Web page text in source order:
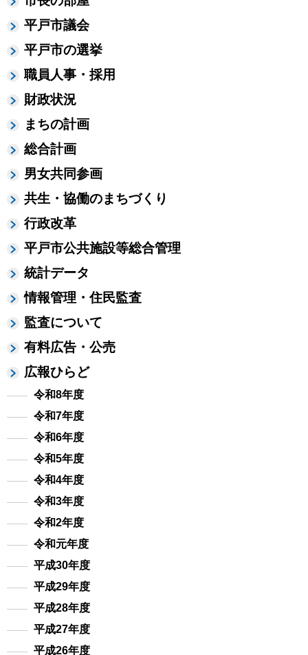
平戸市議会
平戸市の選挙
職員人事・採用
財政状況
まちの計画
総合計画
男女共同参画
共生・協働のまちづくり
行政改革
平戸市公共施設等総合管理
統計データ
情報管理・住民監査
監査について
有料広告・公売
広報ひらど
令和8年度
令和7年度
令和6年度
令和5年度
令和4年度
令和3年度
令和2年度
令和元年度
平成30年度
平成29年度
平成28年度
平成27年度
平成26年度